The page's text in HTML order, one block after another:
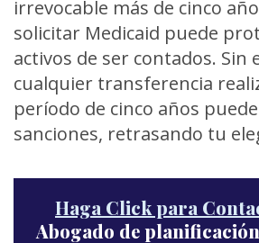
irrevocable más de cinco
solicitar Medicaid puede
activos de ser contados. Sin
cualquier transferencia
período de cinco años
sanciones, retrasando tu
Haga Click para
Abogado de